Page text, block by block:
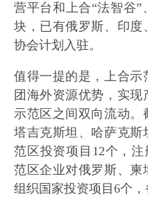
营平台和上合“法智谷
块，已有俄罗斯、印度
协会计划入驻。
值得一提的是，上合
团海外资源优势，实
示范区之间双向流动。
塔吉克斯坦、哈萨克
范区投资项目12个，
范区企业对俄罗斯、柬
组织国家投资项目6个，